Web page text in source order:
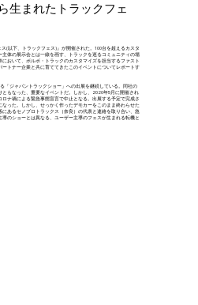
生まれたトラックフェ
(以下、トラックフェス)』が開催された。100台を超えるカスタ
主体の展示会とは一線を画す、トラックを巡るコミュニティの場
おいて、ボルボ・トラックのカスタマイズを担当するファスト
ートナー企業と共に育ててきたこのイベントについてレポートす
「ジャパントラックショー」への出展を継続している。同社の
もなった、重要なイベントだ。しかし、2020年5月に開催され
ナ禍による緊急事態宣言で中止となる。出展する予定で完成さ
った。しかし、せっかく作ったデモカーをこのまま終わらせた
あるセノプロトラックス（奈良）の代表と連絡を取り合い、急
のショーとは異なる、ユーザー主導のフェスが生まれる転機と